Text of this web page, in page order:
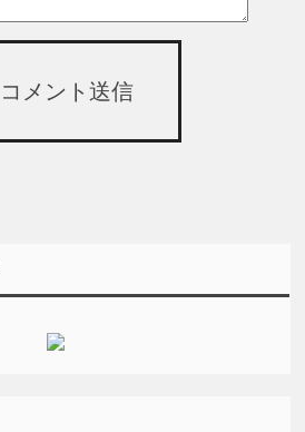
コメント送信